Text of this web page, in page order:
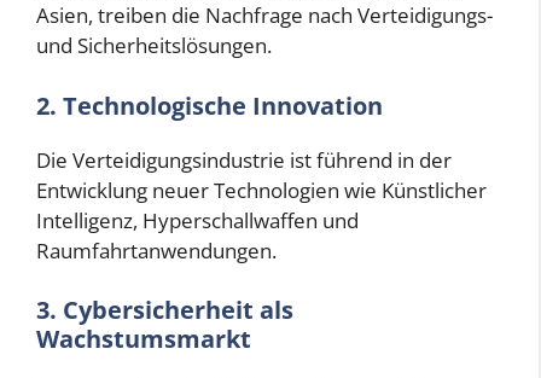
Asien, treiben die Nachfrage nach Verteidigungs-
und Sicherheitslösungen.
2. Technologische Innovation
Die Verteidigungsindustrie ist führend in der
Entwicklung neuer Technologien wie Künstlicher
Intelligenz, Hyperschallwaffen und
Raumfahrtanwendungen.
3. Cybersicherheit als
Wachstumsmarkt